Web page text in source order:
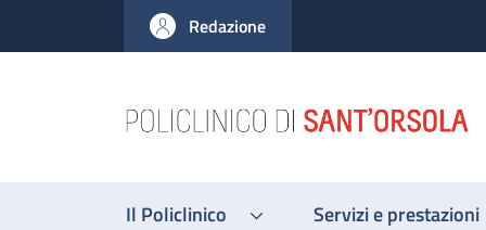
al contenuto principale
to footer content
Redazione
Il Policlinico Servizi e prestazioni